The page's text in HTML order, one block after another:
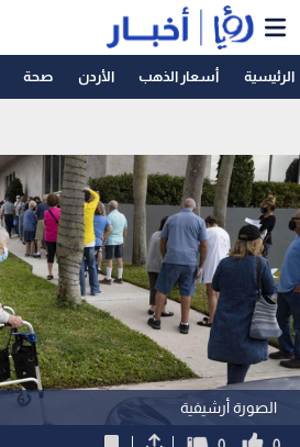
الرئيسية أسعار الذهب الأردن صحة
الصورة أرشيفية